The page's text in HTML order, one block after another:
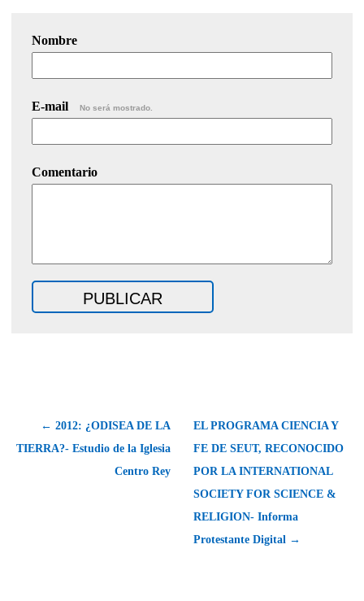
Nombre
E-mail No será mostrado.
Comentario
← 2012: ¿ODISEA DE LA
TIERRA?- Estudio de la Iglesia
Centro Rey
EL PROGRAMA CIENCIA Y
FE DE SEUT, RECONOCIDO
POR LA INTERNATIONAL
SOCIETY FOR SCIENCE &
RELIGION- Informa
Protestante Digital →